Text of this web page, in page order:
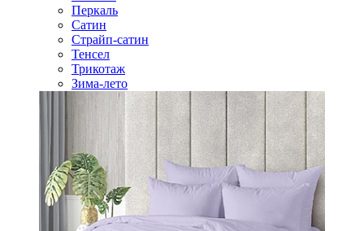
Перкаль
Сатин
Страйп-сатин
Тенсел
Трикотаж
Зима-лето